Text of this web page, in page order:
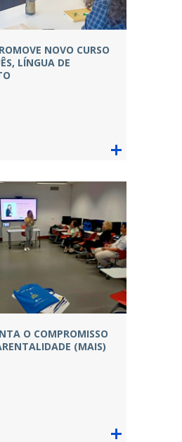
NOVO CURSO
LÍNGUA DE
O COMPROMISSO
(MAIS)